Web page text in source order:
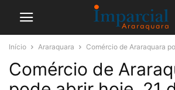
Início Araraquara Comércio de Araraquara
Comércio de